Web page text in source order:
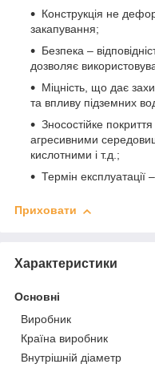
Конструкція не
закапування;
Безпека –
дозволяє
Міцність, що дає
та впливу підземних
Зносостійке
агресивними
кислотними і т.д.;
Термін експлуатації
Приховати
Характеристики
Основні
Виробник
Країна виробник
Внутрішній діаметр